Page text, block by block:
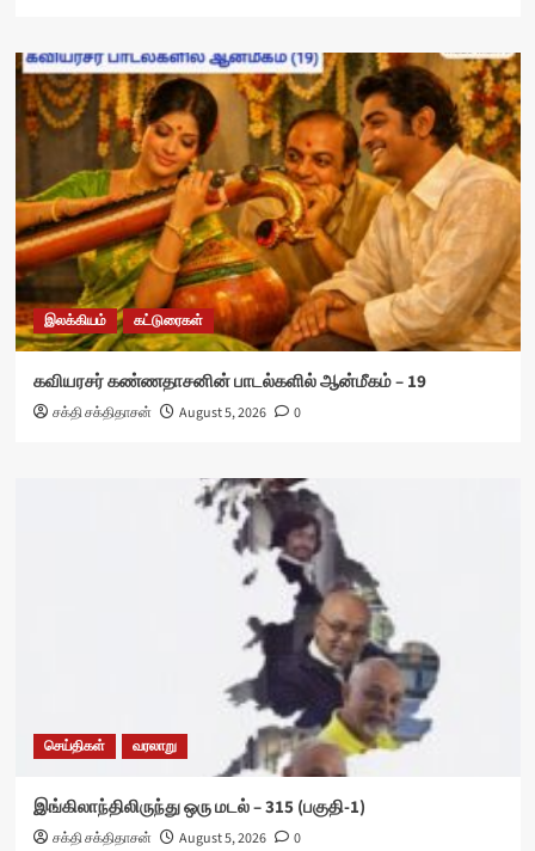
இலக்கியம் கட்டுரைகள்
கவியரசர் கண்ணதாசனின் பாடல்களில் ஆன்மீகம் – 19
சக்தி சக்திதாசன் August 5, 2026 0
செய்திகள் வரலாறு
இங்கிலாந்திலிருந்து ஒரு மடல் – 315 (பகுதி-1)
சக்தி சக்திதாசன் August 5, 2026 0